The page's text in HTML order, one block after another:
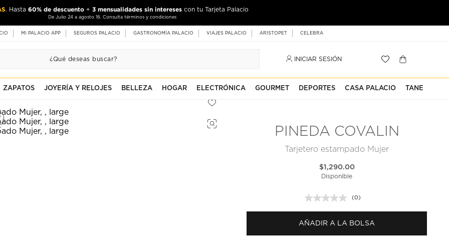
. Hasta 60% de descuento + 3 mensualidades sin intereses con tu Tarjeta Palacio
De Julio 24 a agosto 16. Consulta términos y condiciones
MI PALACIO APP SEGUROS PALACIO GASTRONOMÍA PALACIO VIAJES PALACIO ARISTOPET CELEBRA
INICIAR SESIÓN
ZAPATOS JOYERÍA Y RELOJES BELLEZA HOGAR ELECTRÓNICA GOURMET DEPORTES CASA PALACIO TANE
PINEDA COVALIN
Tarjetero estampado Mujer
$1,290.00
Disponible
Sin
puntuación.
en
la
(0)
AÑADIR A LA BOLSA